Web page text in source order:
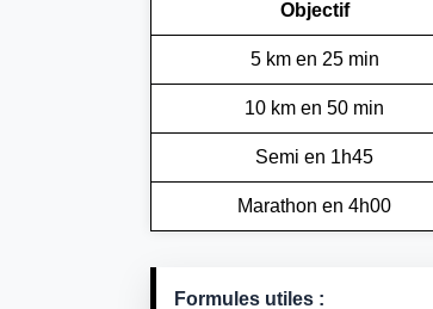
Objectif
5 km en 25 min
10 km en 50 min
Semi en 1h45
Marathon en 4h00
Formules utiles :